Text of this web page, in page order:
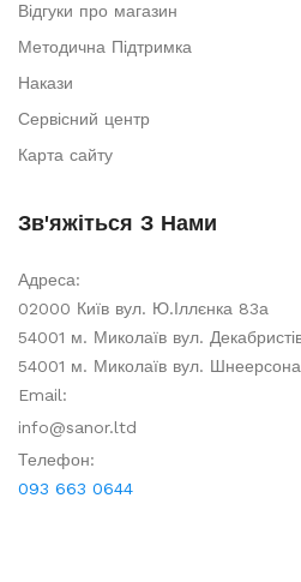
Відгуки про магазин
Методична Підтримка
Накази
Сервісний центр
Карта сайту
Зв'яжіться З Нами
Адреса:
02000 Київ вул. Ю.Іллєнка 83а
54001 м. Миколаїв вул.
54001 м. Миколаїв вул.
Email:
info@sanor.ltd
Телефон:
093 663 0644